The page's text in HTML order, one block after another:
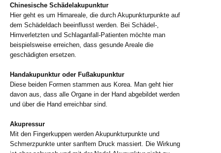
Chinesische Schädelakupunktur
Hier geht es um Hirnareale, die durch Akupunkturpunkte auf
dem Schädeldach beeinflusst werden. Bei Schädel-,
Hirnverletzten und Schlaganfall-Patienten möchte man
beispielsweise erreichen, dass gesunde Areale die
geschädigten ersetzen.
Handakupunktur oder Fußakupunktur
Diese beiden Formen stammen aus Korea. Man geht hier
davon aus, dass alle Organe in der Hand abgebildet werden
und über die Hand erreichbar sind.
Akupressur
Mit den Fingerkuppen werden Akupunkturpunkte und
Schmerzpunkte unter sanftem Druck massiert. Die Wirkung